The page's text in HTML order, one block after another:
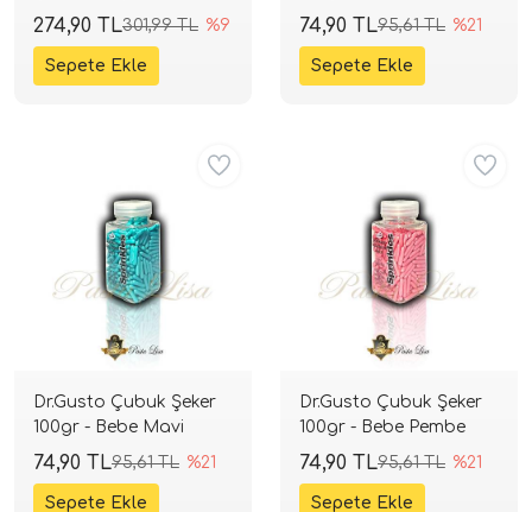
100gr - Gümüş
301,99 TL %9
274,90 TL 95,61 TL %21
74,90 TL
Dr.Gusto Çubuk Şeker
100gr - Bebe Mavi
95,61 TL %21
74,90 TL
Dr.Gusto Çubuk Şeker
100gr - Bebe Pembe
95,61 TL %21
74,90 TL